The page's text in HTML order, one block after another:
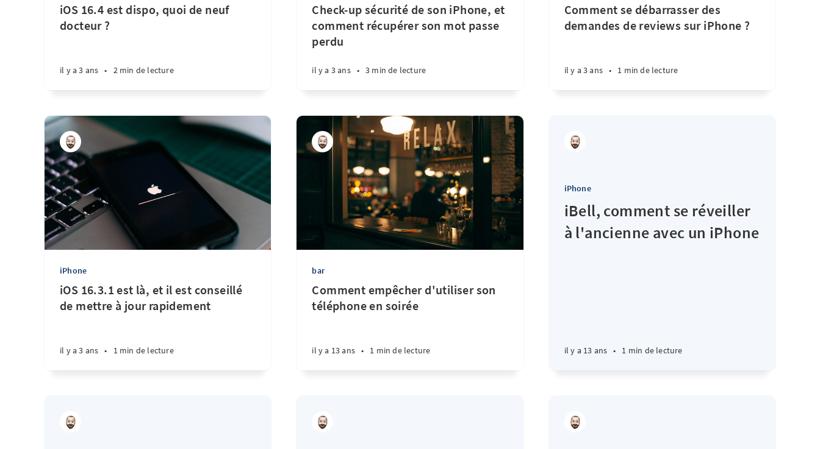
iOS 16.4 est dispo, quoi de neuf
docteur ?
il y a 3 ans • 2 min de lecture
Check-up sécurité de son iPhone, et
comment récupérer son mot passe
perdu
il y a 3 ans • 3 min de lecture
Comment se débarrasser des
demandes de reviews sur iPhone ?
il y a 3 ans • 1 min de lecture
iPhone
iOS 16.3.1 est là, et il est conseillé
de mettre à jour rapidement
il y a 3 ans • 1 min de lecture
bar
Comment empêcher d'utiliser son
téléphone en soirée
il y a 13 ans • 1 min de lecture
iPhone
iBell, comment se réveiller
à l'ancienne avec un iPhone
il y a 13 ans • 1 min de lecture